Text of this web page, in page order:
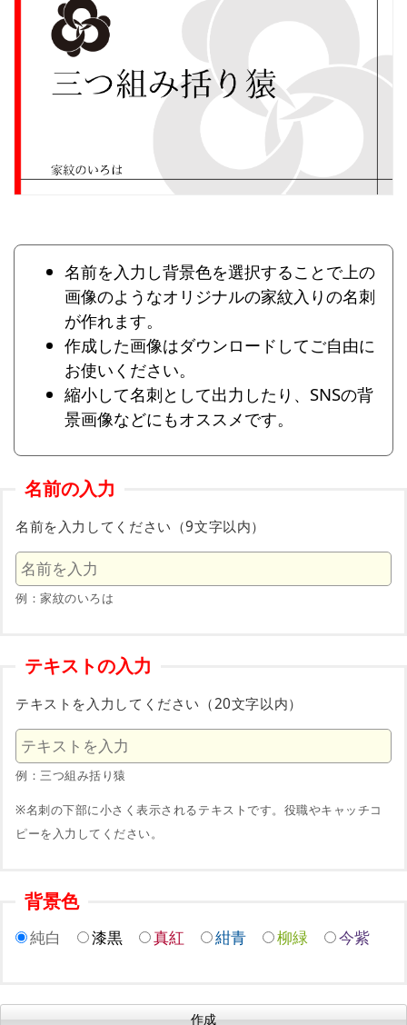
名前を入力し背景色を選択することで上の
画像のようなオリジナルの家紋入りの名刺
が作れます。
作成した画像はダウンロードしてご自由に
お使いください。
縮小して名刺として出力したり、SNSの背
景画像などにもオススメです。
名前の入力
名前を入力してください（9文字以内）
例：家紋のいろは
テキストの入力
テキストを入力してください（20文字以内）
例：三つ組み括り猿
※名刺の下部に小さく表示されるテキストです。役職やキャッチコ
ピーを入力してください。
背景色
純白 漆黒 真紅 紺青 柳緑 今紫